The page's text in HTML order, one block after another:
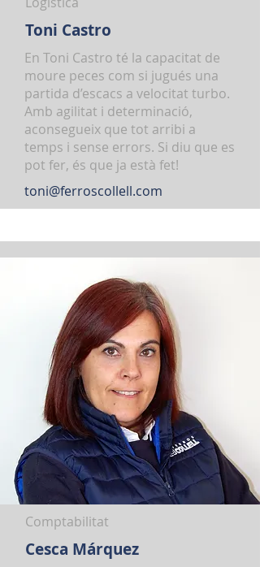
Toni Castro
En Toni Castro té la capacitat de
moure peces com si jugués una
partida d’escacs a velocitat turbo.
Amb agilitat i determinació,
aconsegueix que tot arribi a
temps i sense errors. Si diu que es
pot fer, és que ja està fet!
toni@ferroscollell.com
Comptabilitat
Cesca Márquez